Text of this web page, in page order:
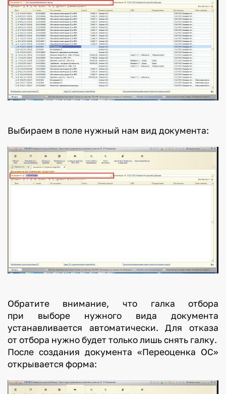
Выбираем в поле нужный нам вид документа:
Обратите внимание, что галка отбора
при выборе нужного вида документа
устанавливается автоматически. Для отказа
от отбора нужно будет только лишь снять галку.
После создания документа «Переоценка ОС»
открывается форма: